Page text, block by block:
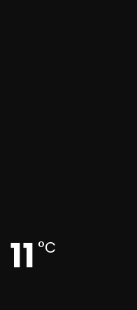
11 °C